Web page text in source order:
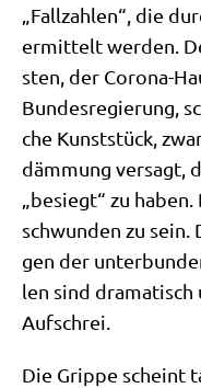
„Fall­zah­len“, die
ermit­telt wer­den.
sten, der Coro­na-
Bun­des­re­gie­rung,
che Kunst­stück,
däm­mung ver­sagt,
„besiegt“ zu
schwun­den zu
gen der
len sind dra­ma­tisch
Aufschrei.
Die Grip­pe scheint